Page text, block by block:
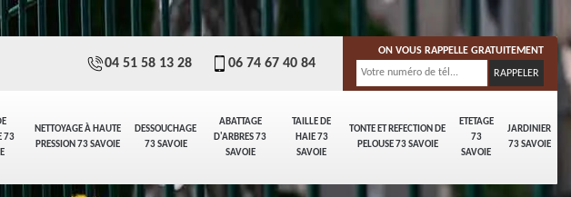
73
NETTOYAGE À HAUTE
PRESSION 73 SAVOIE
DESSOUCHAGE
73 SAVOIE
ABATTAGE
D'ARBRES 73
SAVOIE
TAILLE DE
HAIE 73
SAVOIE
TONTE ET REFECTION DE
PELOUSE 73 SAVOIE
ETETAGE
73
SAVOIE
JARDINIER
73 SAVOIE
04 51 58 13 28 06 74 67 40 84
ON VOUS RAPPELLE GRATUITEMENT